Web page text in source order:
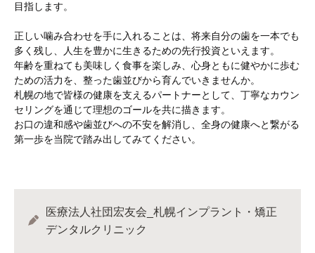
目指します。
正しい噛み合わせを手に入れることは、将来自分の歯を一本でも
多く残し、人生を豊かに生きるための先行投資といえます。
年齢を重ねても美味しく食事を楽しみ、心身ともに健やかに歩む
ための活力を、整った歯並びから育んでいきませんか。
札幌の地で皆様の健康を支えるパートナーとして、丁寧なカウン
セリングを通じて理想のゴールを共に描きます。
お口の違和感や歯並びへの不安を解消し、全身の健康へと繋がる
第一歩を当院で踏み出してみてください。
医療法人社団宏友会_札幌インプラント・矯正
デンタルクリニック